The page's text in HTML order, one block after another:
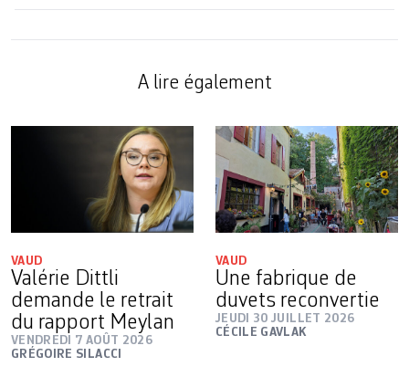
A lire également
VAUD
Valérie Dittli
demande le retrait
du rapport Meylan
VENDREDI 7 AOÛT 2026
GRÉGOIRE SILACCI
VAUD
Une fabrique de
duvets reconvertie
JEUDI 30 JUILLET 2026
CÉCILE GAVLAK